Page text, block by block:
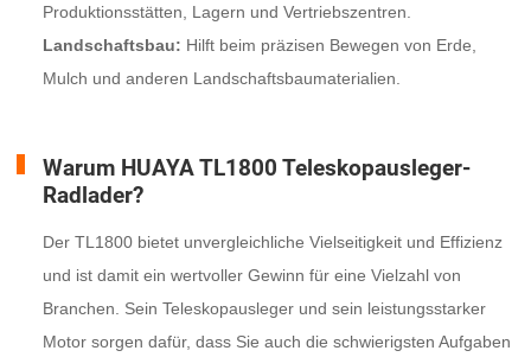
Produktionsstätten, Lagern und Vertriebszentren.
Landschaftsbau: Hilft beim präzisen Bewegen von Erde,
Mulch und anderen Landschaftsbaumaterialien.
Warum HUAYA TL1800 Teleskopausleger-
Radlader?
Der TL1800 bietet unvergleichliche Vielseitigkeit und Effizienz
und ist damit ein wertvoller Gewinn für eine Vielzahl von
Branchen. Sein Teleskopausleger und sein leistungsstarker
Motor sorgen dafür, dass Sie auch die schwierigsten Aufgaben